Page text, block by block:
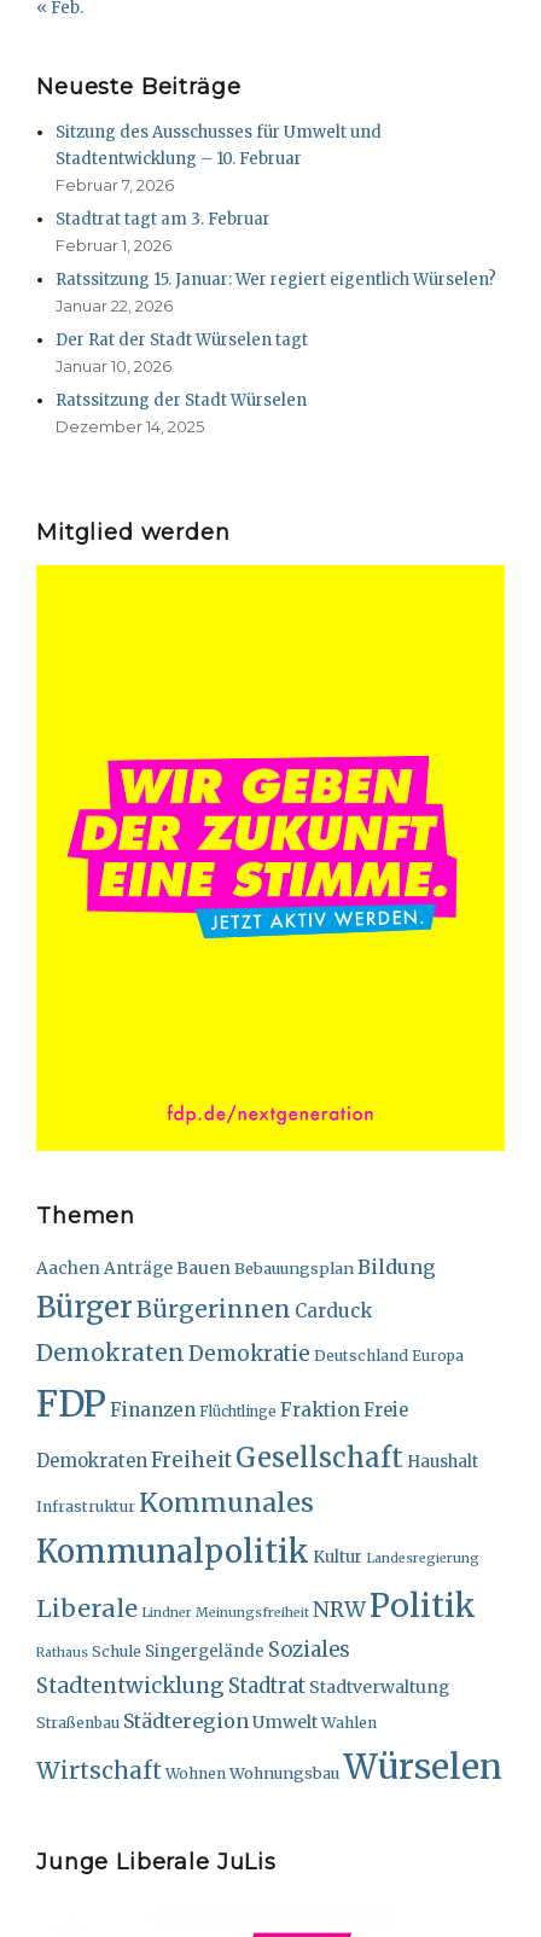
« Feb.
Neueste Beiträge
Sitzung des Ausschusses für Umwelt und
Stadtentwicklung – 10. Februar
Februar 7, 2026
Stadtrat tagt am 3. Februar
Februar 1, 2026
Ratssitzung 15. Januar: Wer regiert eigentlich Würselen?
Januar 22, 2026
Der Rat der Stadt Würselen tagt
Januar 10, 2026
Ratssitzung der Stadt Würselen
Dezember 14, 2025
Mitglied werden
Themen
AachenAnträgeBauenBebauungsplanBildung
BürgerBürgerinnen Carduck
Demokraten Demokratie Deutschland Europa
FDP Finanzen Flüchtlinge Fraktion Freie
Demokraten FreiheitGesellschaft Haushalt
Infrastruktur Kommunales
Kommunalpolitik Kultur Landesregierung
Liberale Lindner Meinungsfreiheit NRWPolitik
Rathaus Schule Singergelände Soziales
Stadtentwicklung Stadtrat Stadtverwaltung
Straßenbau Städteregion Umwelt Wahlen
Wirtschaft Wohnen WohnungsbauWürselen
Junge Liberale JuLis